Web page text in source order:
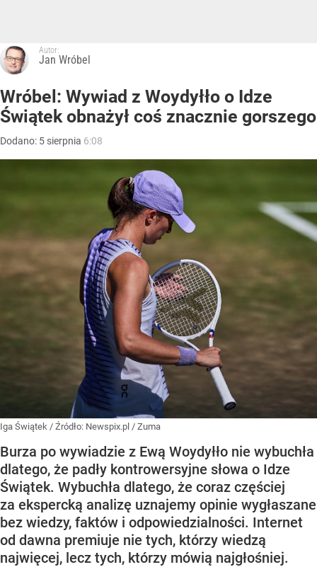
Autor:
Jan Wróbel
Wróbel: Wywiad z Woydyłło o Idze
Świątek obnażył coś znacznie gorszego
Dodano: 5 sierpnia 6:08
Iga Świątek / Źródło: Newspix.pl / Zuma
Burza po wywiadzie z Ewą Woydyłło nie wybuchła
dlatego, że padły kontrowersyjne słowa o Idze
Świątek. Wybuchła dlatego, że coraz częściej
za ekspercką analizę uznajemy opinie wygłaszane
bez wiedzy, faktów i odpowiedzialności. Internet
od dawna premiuje nie tych, którzy wiedzą
najwięcej, lecz tych, którzy mówią najgłośniej.